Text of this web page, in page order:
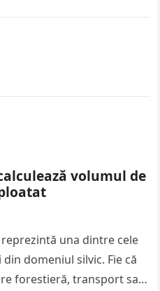
volumul de
una dintre cele
domeniul silvic. Fie că
forestieră, transport sau